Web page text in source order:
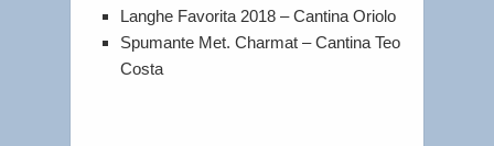
Langhe Favorita 2018 – Cantina Oriolo
Spumante Met. Charmat – Cantina Teo
Costa